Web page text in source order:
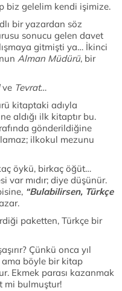
biz gelelim kendi işimize.
bir yazardan söz
sonucu gelen davet
gitmişti ya… İkinci
Alman Müdürü, bir
ve Tevrat…
kitaptaki adıyla
aldığı ilk kitaptır bu.
gönderildiğine
ilkokul mezunu
öykü, birkaç öğüt…
var mıdır; diye düşünür.
“Bulabilirsen, Türkçe
paketten, Türkçe bir
Çünkü onca yıl
ama böyle bir kitap
Ekmek parası kazanmak
mi bulmuştur!